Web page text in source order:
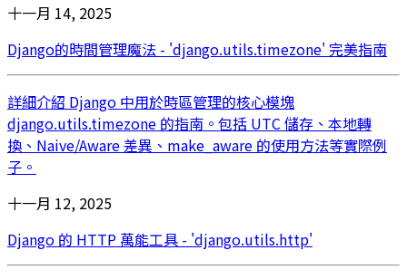
十一月 14, 2025
Django的時間管理魔法 - 'django.utils.timezone' 完美指南
詳細介紹 Django 中用於時區管理的核心模塊
django.utils.timezone 的指南。包括 UTC 儲存、本地轉
換、Naive/Aware 差異、make_aware 的使用方法等實際例
子。
十一月 12, 2025
Django 的 HTTP 萬能工具 - 'django.utils.http'